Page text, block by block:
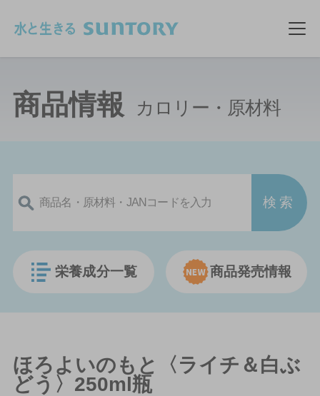
メ
商品情報 カロリー・原材料
栄養成分一覧 商品発売情報
ほろよいのもと〈ライチ＆白ぶ
どう〉250ml瓶